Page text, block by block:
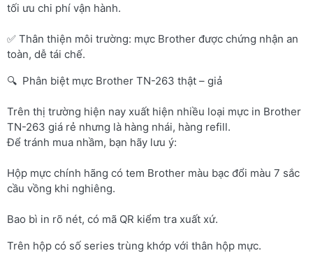
tối ưu chi phí vận hành.
✅ Thân thiện môi trường: mực Brother được chứng nhận an
toàn, dễ tái chế.
🔍 Phân biệt mực Brother TN-263 thật – giả
Trên thị trường hiện nay xuất hiện nhiều loại mực in Brother
TN-263 giá rẻ nhưng là hàng nhái, hàng refill.
Để tránh mua nhầm, bạn hãy lưu ý:
Hộp mực chính hãng có tem Brother màu bạc đổi màu 7 sắc
cầu vồng khi nghiêng.
Bao bì in rõ nét, có mã QR kiểm tra xuất xứ.
Trên hộp có số series trùng khớp với thân hộp mực.